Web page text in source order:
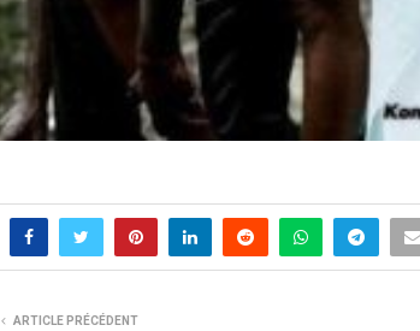
ARTICLE PRÉCÉDENT